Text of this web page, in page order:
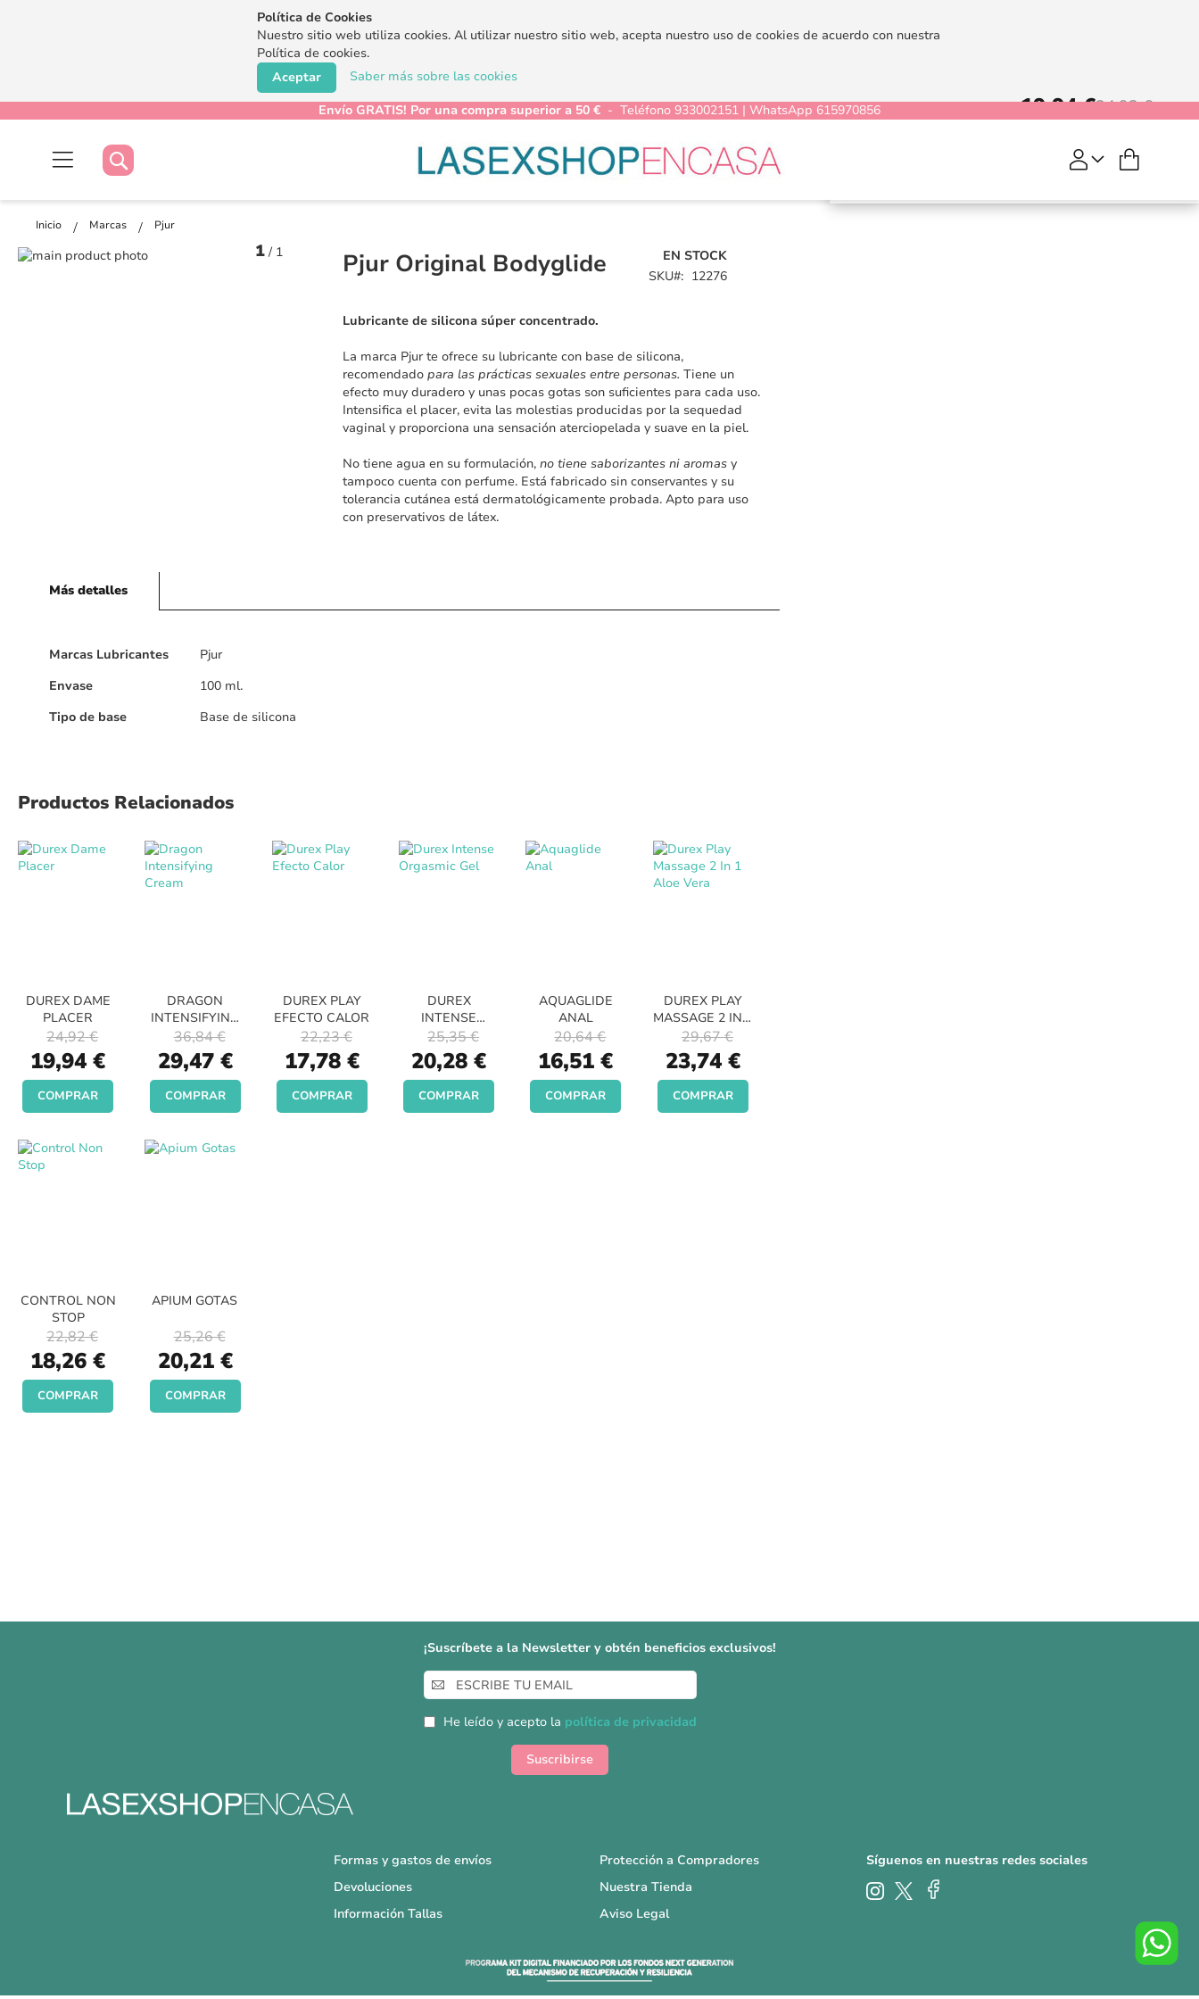
Política de Cookies
Nuestro sitio web utiliza cookies. Al utilizar nuestro sitio web, acepta nuestro uso de cookies de acuerdo con nuestra
Política de cookies.
Saber más sobre las cookies
Aceptar
Envío GRATIS! Por una compra superior a 50 € - Teléfono 933002151 | WhatsApp 615970856
Buscar
Buscar
Inicio Marcas Pjur
Pjur Original
Bodyglide
19,94 €24,92 €
COMPRAR
Saltar
1 / 1 Pjur Original Bodyglide
EN STOCK
SKU
12276
Lubricante de silicona súper concentrado.
La marca Pjur te ofrece su lubricante con base de silicona,
recomendadopara las prácticas sexuales entre personas.Tiene un
efecto muy duradero y unas pocas gotas son suficientes para cada uso.
Intensifica el placer, evita las molestias producidas por la sequedad
vaginal y proporciona una sensación aterciopelada y suave en la piel.
No tiene agua en su formulación,no tiene saborizantes ni aromas y
tampoco cuenta con perfume. Está fabricado sin conservantes y su
tolerancia cutánea está dermatológicamente probada. Apto para uso
con preservativos de látex.
Más detalles
Más
Marcas Lubricantes
Pjur
Envase
100 ml.
Tipo de base
Base de silicona
Productos Relacionados
DUREX DAME
PLACER
Special
Price
19,94 €
24,92 €
COMPRAR
DRAGON
INTENSIFYING
CREAM
Special
Price
29,47 €
36,84 €
COMPRAR
DUREX PLAY
EFECTO CALOR
Special
Price
17,78 €
22,23 €
COMPRAR
DUREX
INTENSE
ORGASMIC GEL
Special
Price
20,28 €
25,35 €
COMPRAR
AQUAGLIDE
ANAL
Special
Price
16,51 €
20,64 €
COMPRAR
DUREX PLAY
MASSAGE 2 IN 1
ALOE VERA
Special
Price
23,74 €
29,67 €
COMPRAR
CONTROL NON
STOP
Special
Price
18,26 €
22,82 €
COMPRAR
APIUM GOTAS
Special
Price
20,21 €
25,26 €
COMPRAR
¡Suscríbete a la Newsletter y obtén beneficios exclusivos!
Inscríbase
a
nuestro
boletín
He leído y acepto la política de privacidad
Suscribirse
Formas y gastos de envíos
Devoluciones
Información Tallas
Protección a Compradores
Nuestra Tienda
Aviso Legal
Síguenos en nuestras redes sociales